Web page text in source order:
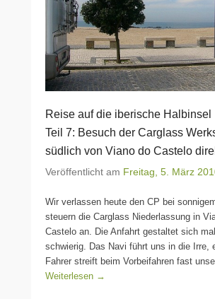
Reise auf die iberische Halbinsel
Teil 7: Besuch der Carglass
südlich von Viano do Castelo
Veröffentlicht am Freitag, 5. März
Wir verlassen heute den CP bei
steuern die Carglass Niederlassung in
Castelo an. Die Anfahrt gestaltet sich
schwierig. Das Navi führt uns in die Irre,
Fahrer streift beim Vorbeifahren fast
Weiterlesen →